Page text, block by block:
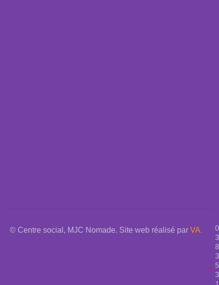
© Centre social, MJC Nomade. Site web réalisé par VA.
0
3
8
3
5
3